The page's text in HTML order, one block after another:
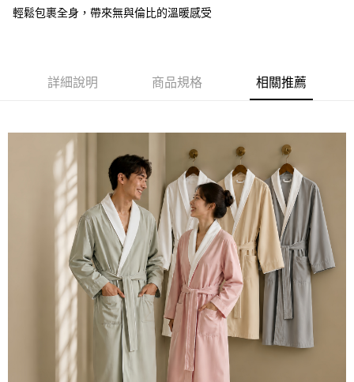
全家取貨付款
每筆NT$60，滿NT$999(含以上)免運費
每筆NT$120，滿NT$999(含以上)免運費
輕鬆包裹全身，帶來無與倫比的溫暖感受
詳細說明 商品規格 相關推薦